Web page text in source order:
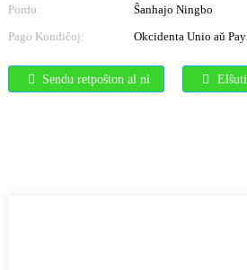
Pordo:
Ŝanhajo Ningbo
Pago Kondiĉoj:
Okcidenta Unio aŭ
Sendu retpoŝton al ni